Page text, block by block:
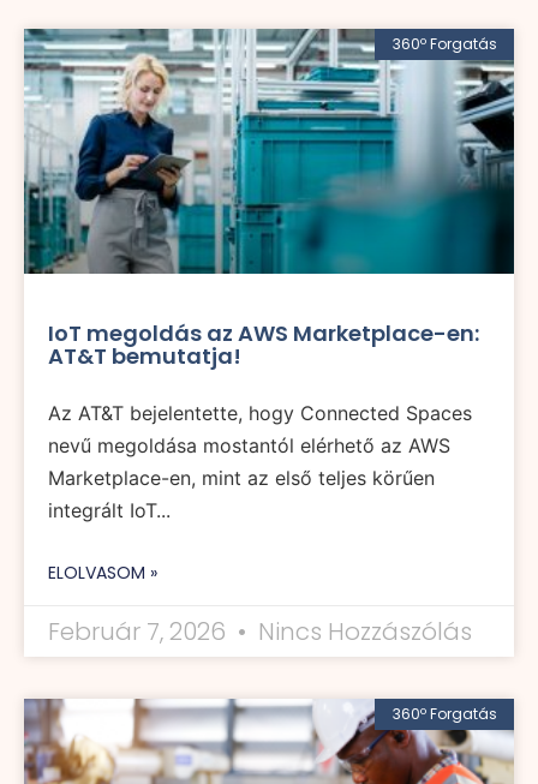
360º Forgatás
IoT megoldás az AWS Marketplace-en:
AT&T bemutatja!
Az AT&T bejelentette, hogy Connected Spaces
nevű megoldása mostantól elérhető az AWS
Marketplace-en, mint az első teljes körűen
integrált IoT...
ELOLVASOM »
Február 7, 2026 Nincs Hozzászólás
360º Forgatás